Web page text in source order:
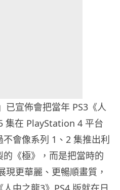
已宣佈會把當年 PS3《人
集在 PlayStation 4 平台
會像系列 1、2 集推出利
《極》，而是把當時的
現更華麗、更暢順畫質，